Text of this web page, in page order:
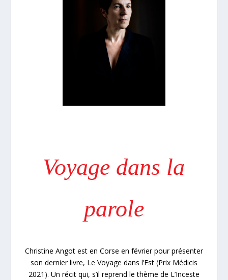
Voyage dans la
parole
Christine Angot est en Corse en février pour présenter
son dernier livre, Le Voyage dans l’Est (Prix Médicis
2021). Un récit qui, s’il reprend le thème de L’Inceste